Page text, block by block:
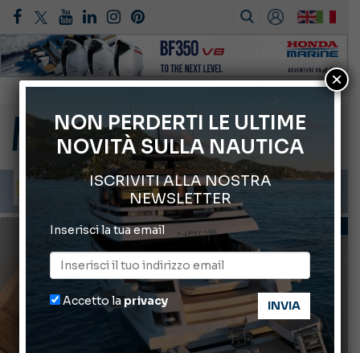
Montecristo Yachting, l’orologio per il diportista
66° Salone Nautico Internazionale di Genova
ABOFA 2026: la fiera del mare ad Aqaba
Cannes Yachting Festival 2026: tutte le novità attese a settembre
TECNICA E CONSIGLI
NON PERDERTI LE ULTIME
NOVITÀ SULLA NAUTICA
ISCRIVITI ALLA NOSTRA
NEWSLETTER
Inserisci la tua email
Accetto la privacy
×